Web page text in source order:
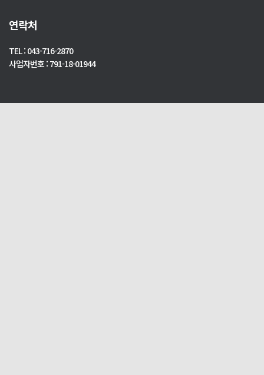
연락처
TEL : 043-716-2870
사업자번호 : 791-18-01944